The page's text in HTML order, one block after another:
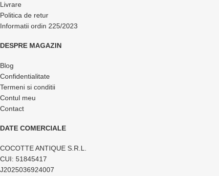
Livrare
Politica de retur
Informatii ordin 225/2023
DESPRE MAGAZIN
Blog
Confidentialitate
Termeni si conditii
Contul meu
Contact
DATE COMERCIALE
COCOTTE ANTIQUE S.R.L.
CUI: 51845417
J2025036924007